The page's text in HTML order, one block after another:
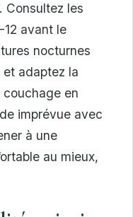
Consultez les
12 avant le
nocturnes
et adaptez la
en
imprévue avec
à une
au mieux,